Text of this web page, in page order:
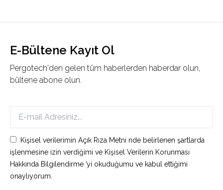
E-Bültene Kayıt Ol
Pergotech'den gelen tüm haberlerden haberdar olun,
bültene abone olun.
Kişisel verilerimin Açık Rıza Metni nde belirlenen şartlarda
işlenmesine izin verdiğimi ve Kişisel Verilerin Korunması
Hakkında Bilgilendirme ’yi okuduğumu ve kabul ettiğimi
onaylıyorum.